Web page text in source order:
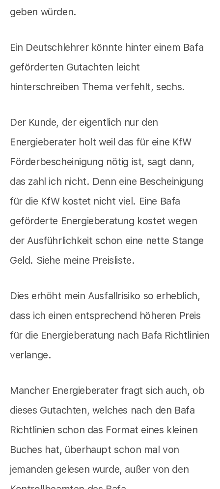
geben würden.
Ein Deutschlehrer könnte hinter einem Bafa
geförderten Gutachten leicht
hinterschreiben Thema verfehlt, sechs.
Der Kunde, der eigentlich nur den
Energieberater holt weil das für eine KfW
Förderbescheinigung nötig ist, sagt dann,
das zahl ich nicht. Denn eine Bescheinigung
für die KfW kostet nicht viel. Eine Bafa
geförderte Energieberatung kostet wegen
der Ausführlichkeit schon eine nette Stange
Geld. Siehe meine Preisliste.
Dies erhöht mein Ausfallrisiko so erheblich,
dass ich einen entsprechend höheren Preis
für die Energieberatung nach Bafa Richtlinien
verlange.
Mancher Energieberater fragt sich auch, ob
dieses Gutachten, welches nach den Bafa
Richtlinien schon das Format eines kleinen
Buches hat, überhaupt schon mal von
jemanden gelesen wurde, außer von den